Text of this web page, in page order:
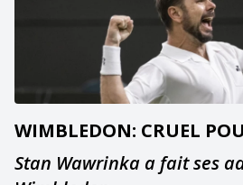
WIMBLEDON: CRUEL
Stan Wawrinka a fait ses